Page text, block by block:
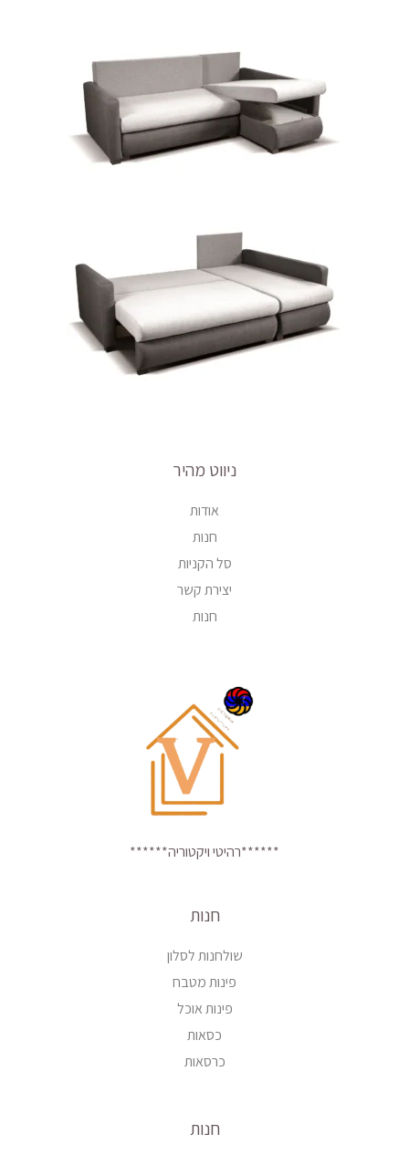
ניווט מהיר
אודות
חנות
סל הקניות
יצירת קשר
חנות
******רהיטי ויקטוריה******
חנות
שולחנות לסלון
פינות מטבח
פינות אוכל
כסאות
כרסאות
חנות